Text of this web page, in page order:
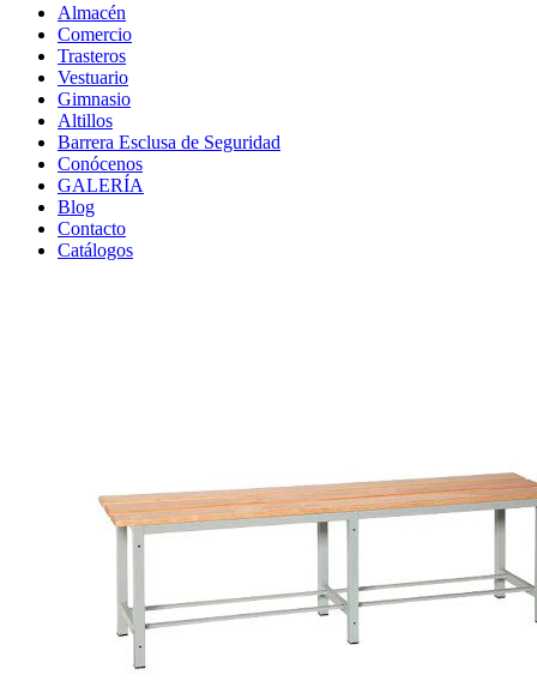
Almacén
Comercio
Trasteros
Vestuario
Gimnasio
Altillos
Barrera Esclusa de Seguridad
Conócenos
GALERÍA
Blog
Contacto
Catálogos